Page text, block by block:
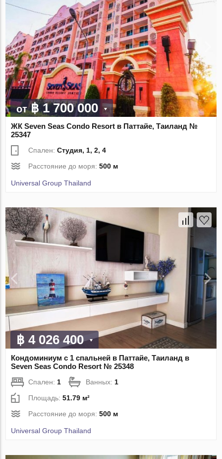
от฿ 1 700 000
ЖК Seven Seas Condo Resort в Паттайе, Таиланд №
25347
Спален:Студия, 1, 2, 4
Расстояние до моря:500 м
Universal Group Thailand
฿ 4 026 400
Кондоминиум с 1 спальней в Паттайе, Таиланд в
Seven Seas Condo Resort № 25348
Спален: 1 Ванных: 1
Площадь:51.79 м²
Расстояние до моря:500 м
Universal Group Thailand